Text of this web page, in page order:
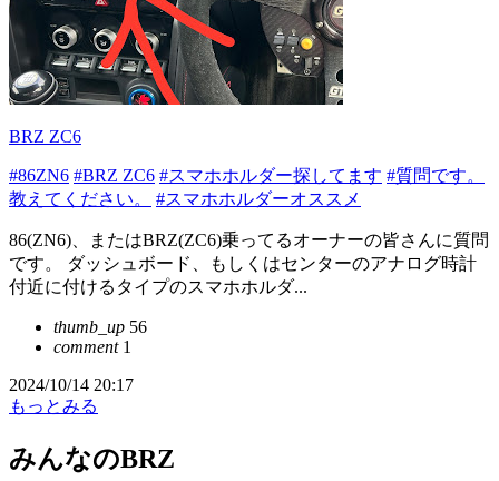
BRZ ZC6
#86ZN6 #BRZ ZC6 #スマホホルダー探してます #質問です。
教えてください。
#スマホホルダーオススメ
86(ZN6)、またはBRZ(ZC6)乗ってるオーナーの皆さんに質問
です。 ダッシュボード、もしくはセンターのアナログ時計
付近に付けるタイプのスマホホルダ...
thumb_up 56
comment1
2024/10/14 20:17
もっとみる
みんなのBRZ